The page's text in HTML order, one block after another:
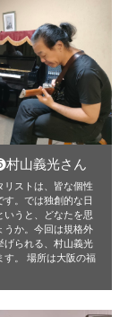
山義光さん
リストは、皆な個性
す。では独創的な日
いうと、どなたを思
うか。今回は規格外
げられる、村山義光
す。 場所は大阪の福